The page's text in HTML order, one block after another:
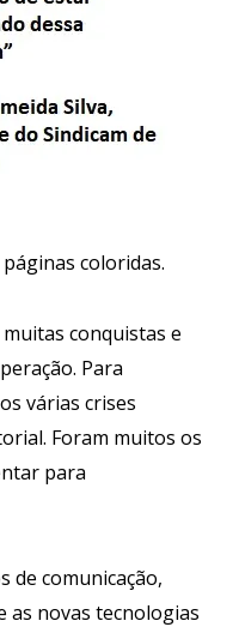
coloridas.
conquistas e
Para
várias crises
Foram muitos os
para
de comunicação,
as novas tecnologias